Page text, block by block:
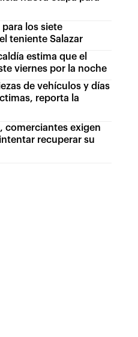
los siete
teniente Salazar
estima que el
viernes por la noche
de vehículos y días
reporta la
comerciantes exigen
recuperar su